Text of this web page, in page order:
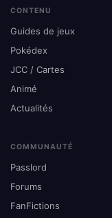
CONTENU
Guides de jeux
Pokédex
JCC / Cartes
Animé
Actualités
COMMUNAUTÉ
Passlord
Forums
FanFictions